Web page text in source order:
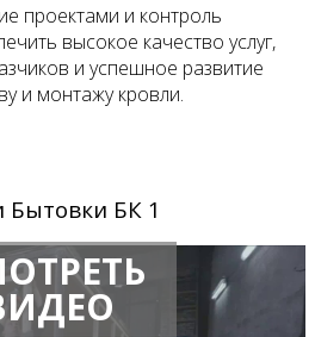
проектами и контроль
высокое качество услуг,
и успешное развитие
и монтажу кровли.
Бытовки БК 1